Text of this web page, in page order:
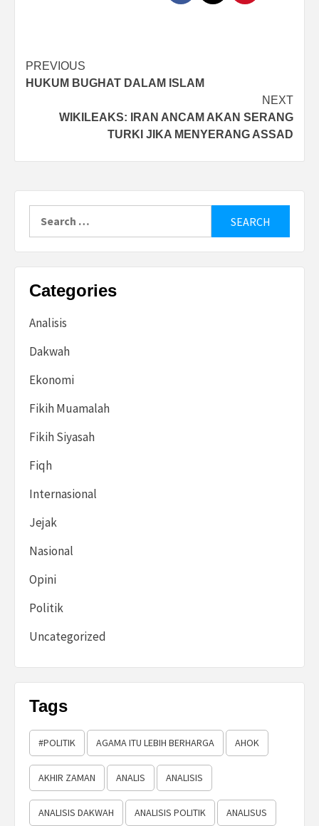
Post
navigation
PREVIOUS
HUKUM BUGHAT DALAM ISLAM
NEXT
WIKILEAKS: IRAN ANCAM AKAN SERANG
TURKI JIKA MENYERANG ASSAD
Categories
Analisis
Dakwah
Ekonomi
Fikih Muamalah
Fikih Siyasah
Fiqh
Internasional
Jejak
Nasional
Opini
Politik
Uncategorized
Tags
#POLITIK AGAMA ITU LEBIH BERHARGA AHOK
AKHIR ZAMAN ANALIS ANALISIS
ANALISIS DAKWAH ANALISIS POLITIK ANALISUS